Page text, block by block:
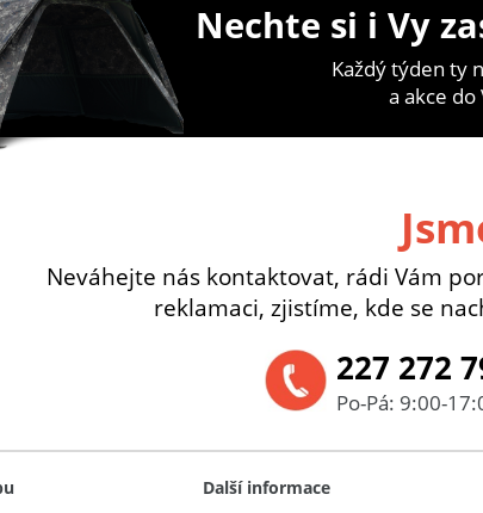
Nechte si i Vy
Každý týden ty
a akce do
Neváhejte nás kontaktovat, rádi Vám
reklamaci, zjistíme, kde se
227 272
Po-Pá: 9:00-
Další informace